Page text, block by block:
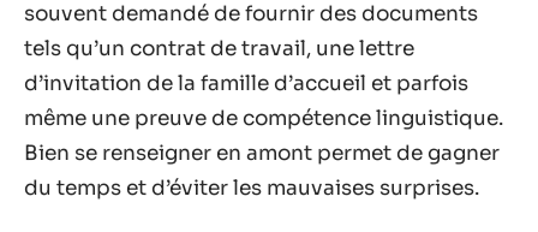
souvent demandé de fournir des documents
tels qu’un contrat de travail, une lettre
d’invitation de la famille d’accueil et parfois
même une preuve de compétence linguistique.
Bien se renseigner en amont permet de gagner
du temps et d’éviter les mauvaises surprises.